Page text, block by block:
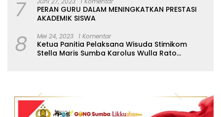
7
PERAN GURU DALAM MENINGKATKAN PRESTASI
AKADEMIK SISWA
8 Mei 24, 2023 1 Komentar
Ketua Panitia Pelaksana Wisuda Stimikom
Stella Maris Sumba Karolus Wulla Rato